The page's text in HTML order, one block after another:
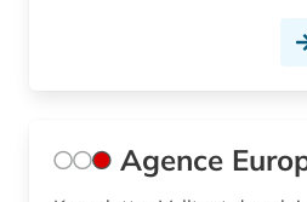
cd-rom (2)
chemie (25)
Agence